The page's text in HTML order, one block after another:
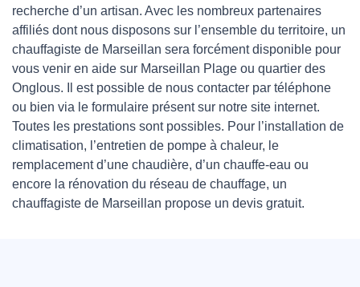
recherche d’un artisan. Avec les nombreux partenaires
affiliés dont nous disposons sur l’ensemble du territoire, un
chauffagiste de Marseillan sera forcément disponible pour
vous venir en aide sur Marseillan Plage ou quartier des
Onglous. Il est possible de nous contacter par téléphone
ou bien via le formulaire présent sur notre site internet.
Toutes les prestations sont possibles. Pour l’installation de
climatisation, l’entretien de pompe à chaleur, le
remplacement d’une chaudière, d’un chauffe-eau ou
encore la rénovation du réseau de chauffage, un
chauffagiste de Marseillan propose un devis gratuit.